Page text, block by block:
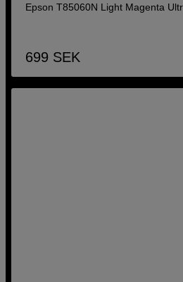
Epson T85060N Light Magenta
699 SEK